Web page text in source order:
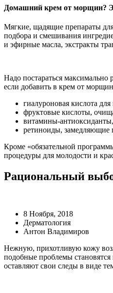
Домашний крем от морщин?
Мягкие, щадящие препараты
подбора и смешивания
и эфирные масла, экстракты
Надо постараться
если добавить в крем от
гиалуроновая кислота
фруктовые кислоты,
витамины-
ретиноиды, замедляющие
Кроме «обязательной
процедуры для молодости и
Рациональный
8 Ноября, 2018
Дерматология
Антон Владимиров
Нежную, прихотливую кожу
подобные проблемы
оставляют свои следы в виде